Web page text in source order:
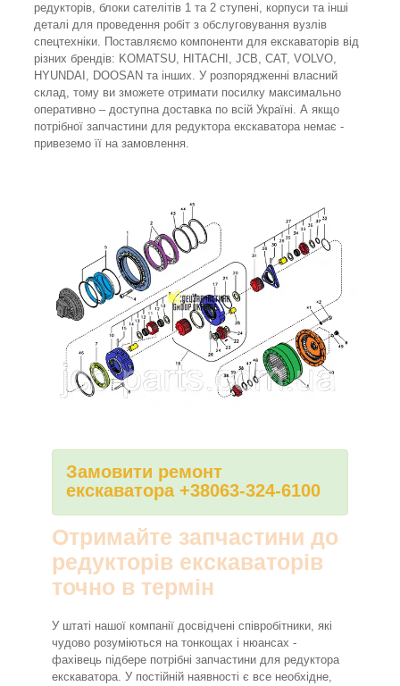
редукторів, блоки сателітів 1 та 2 ступені, корпуси та інші
деталі для проведення робіт з обслуговування вузлів
спецтехніки. Поставляємо компоненти для екскаваторів від
різних брендів: KOMATSU, HITACHI, JCB, CAT, VOLVO,
HYUNDAI, DOOSAN та інших. У розпорядженні власний
склад, тому ви зможете отримати посилку максимально
оперативно – доступна доставка по всій Україні. А якщо
потрібної запчастини для редуктора екскаватора немає -
привеземо її на замовлення.
Замовити ремонт
екскаватора +38063-324-6100
Отримайте запчастини до
редукторів екскаваторів
точно в термін
У штаті нашої компанії досвідчені співробітники, які
чудово розуміються на тонкощах і нюансах -
фахівець підбере потрібні запчастини для редуктора
екскаватора. У постійній наявності є все необхідне,